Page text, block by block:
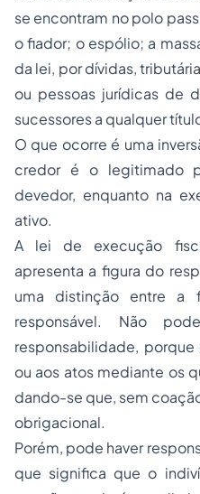
se encontram no polo
o fiador; o espólio; a
da lei, por dívidas,
ou pessoas jurídicas de
sucessores a qualquer
O que ocorre é uma
credor é o legitimado
devedor, enquanto na
ativo.
A lei de execução
apresenta a figura do
uma distinção entre
responsável. Não
responsabilidade,
ou aos atos mediante os
dando-se que, sem
obrigacional.
Porém, pode haver
que significa que o